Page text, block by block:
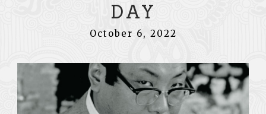
DAY
October 6, 2022